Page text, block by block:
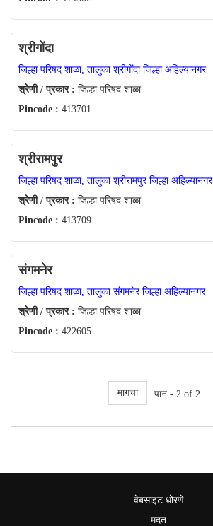
श्रीगोंदा
जिल्हा परिषद शाळा, तालुका श्रीगोंदा जिल्हा अहिल्यानगर
श्रेणी / प्रकार : जिल्हा परिषद शाळा
Pincode : 413701
श्रीरामपुर
जिल्हा परिषद शाळा, तालुका श्रीरामपुर जिल्हा अहिल्यानगर
श्रेणी / प्रकार : जिल्हा परिषद शाळा
Pincode : 413709
संगमनेर
जिल्हा परिषद शाळा, तालुका संगमनेर जिल्हा अहिल्यानगर
श्रेणी / प्रकार : जिल्हा परिषद शाळा
Pincode : 422605
मागचा पान - 2 of 2
वेबसाइट धोरणे
मदत